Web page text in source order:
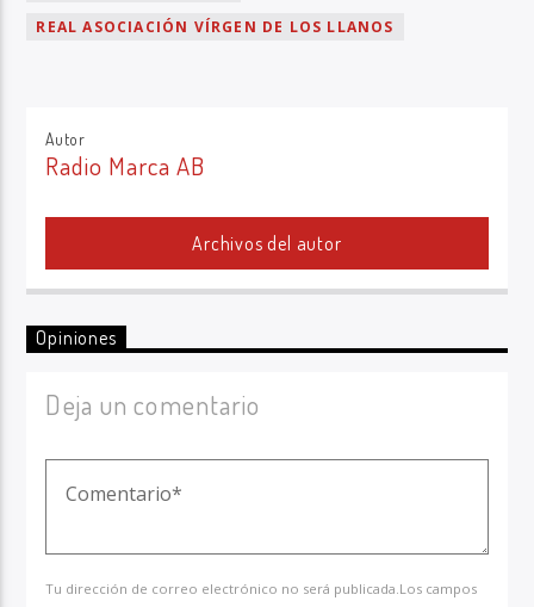
REAL ASOCIACIÓN VÍRGEN DE LOS LLANOS
Autor
Radio Marca AB
Archivos del autor
Opiniones
Deja un comentario
Tu dirección de correo electrónico no será publicada.Los campos